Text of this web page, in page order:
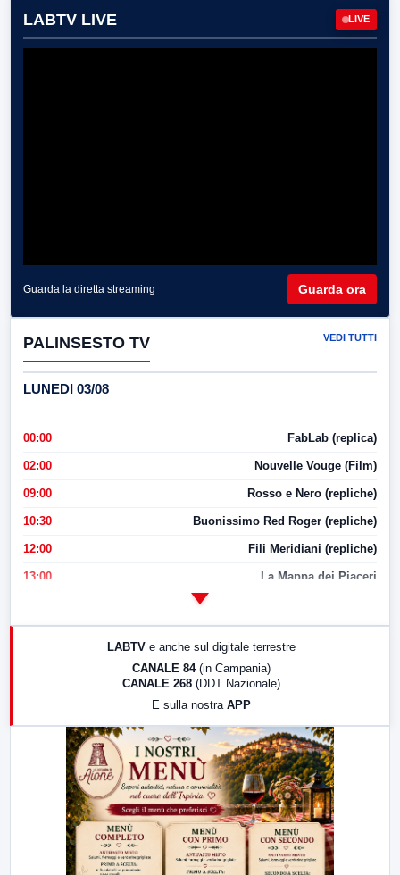
LABTV LIVE LIVE
Guarda la diretta streaming Guarda ora
PALINSESTO TV VEDI TUTTI
LUNEDI 03/08
00:00 FabLab (replica)
02:00 Nouvelle Vouge (Film)
09:00 Rosso e Nero (repliche)
10:30 Buonissimo Red Roger (repliche)
12:00 Fili Meridiani (repliche)
13:00 La Mappa dei Piaceri
17:00 LabNews (replica)
LabNews (replica)
LABTV e anche sul digitale terrestre
CANALE 84 (in Campania)
CANALE 268 (DDT Nazionale)
E sulla nostra APP